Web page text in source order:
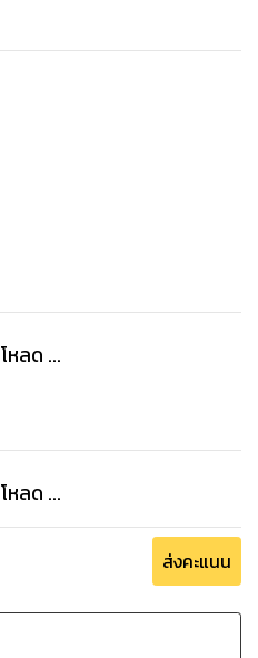
หลด ...
หลด ...
ส่งคะแนน